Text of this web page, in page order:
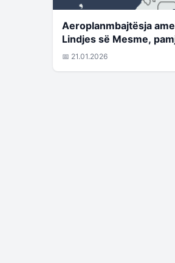
Aeroplanmbajtësja
Lindjes së Mesme,
📅 21.01.2026